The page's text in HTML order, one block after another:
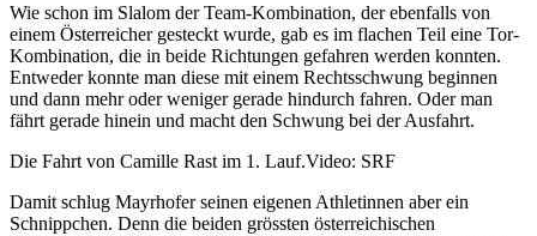
Wie schon im Slalom der Team-Kombination, der ebenfalls von
einem Österreicher gesteckt wurde, gab es im flachen Teil eine Tor-
Kombination, die in beide Richtungen gefahren werden konnten.
Entweder konnte man diese mit einem Rechtsschwung beginnen
und dann mehr oder weniger gerade hindurch fahren. Oder man
fährt gerade hinein und macht den Schwung bei der Ausfahrt.
Die Fahrt von Camille Rast im 1. Lauf.Video: SRF
Damit schlug Mayrhofer seinen eigenen Athletinnen aber ein
Schnippchen. Denn die beiden grössten österreichischen